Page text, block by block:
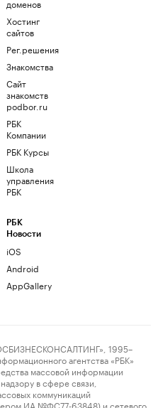
доменов
Хостинг
сайтов
Рег.решения
Знакомства
Сайт
знакомств
podbor.ru
РБК
Компании
РБК Курсы
Школа
управления
РБК
РБК
Новости
iOS
Android
AppGallery
1995–
агентства «РБК»
массовой информации
в сфере связи,
коммуникаций
ИА №ФС77-63848) и сетевого